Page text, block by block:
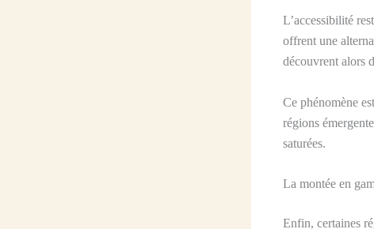
L’accessibilité
offrent une
découvrent alors
Ce phénomène
régions
saturées.
La montée en
Enfin, certaines